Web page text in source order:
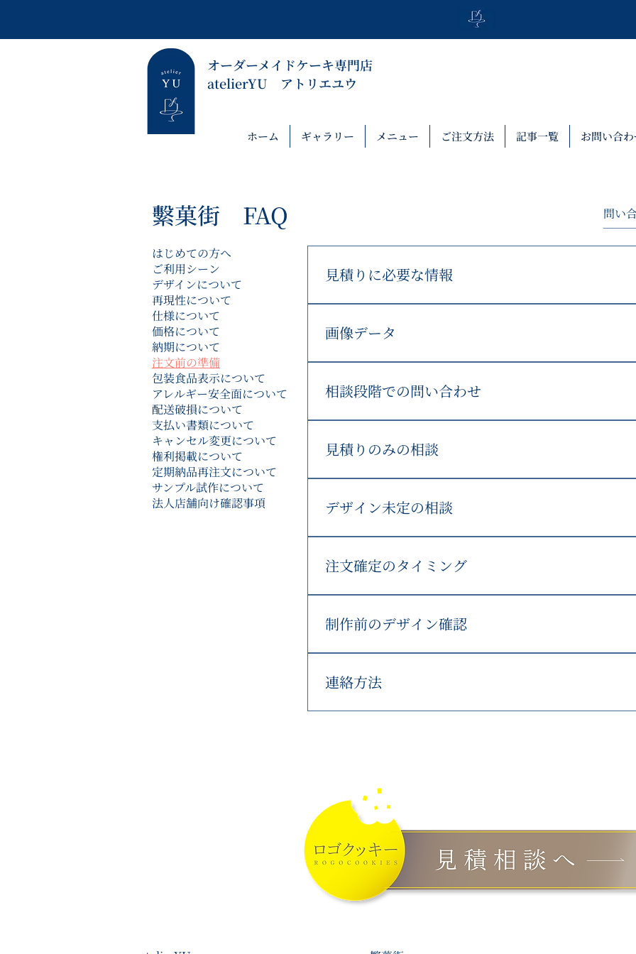
​オーダーメイドケーキ専門店
​atelierYU アトリエユウ
ホーム ギャラリー メニュー ご注文方法 記事一覧 お問い合
繫菓街 FAQ
はじめての方へ
ご利用シーン
デザインについて
再現性について
仕様について
価格について
納期について
注文前の準備
包装食品表示について
アレルギー安全面について
配送破損について
支払い書類について
キャンセル変更について
権利掲載について
定期納品再注文について
サンプル試作について
法人店舗向け確認事項
見積りに必要な情報
トやアイシングの希望有無をお知らせください。すべて決
で大丈夫です。
画像データ
制作可否や再現性を判断しやすくなります。
相談段階での問い合わせ
談いただけます。
見積りのみの相談
い。内容が合わない場合は、無理にご注文いただく必要はあ
デザイン未定の相談
て、形・サイズ・仕様の方向性をご提案します。
注文確定のタイミング
で注文確定となります。
制作前のデザイン確認
変更は、追加費用や納期変更が発生する場合があります。
連絡方法